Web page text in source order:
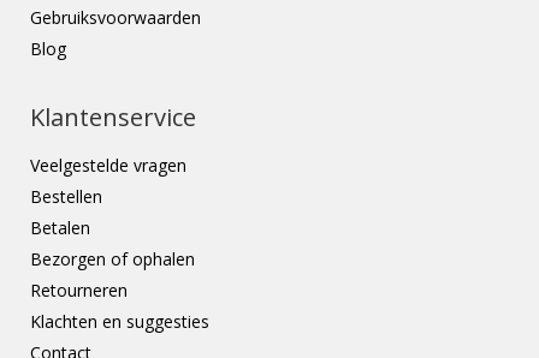
Gebruiksvoorwaarden
Blog
Klantenservice
Veelgestelde vragen
Bestellen
Betalen
Bezorgen of ophalen
Retourneren
Klachten en suggesties
Contact